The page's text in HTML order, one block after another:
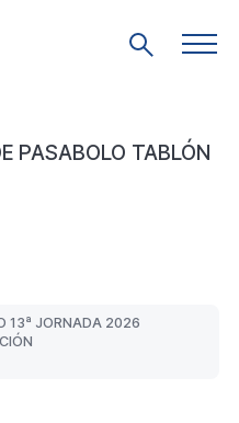
Mostrar
PASABOLO TABLÓN
13ª JORNADA 2026